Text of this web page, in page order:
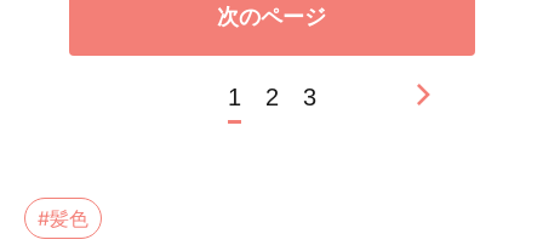
次のページ
1 2 3
#髪色